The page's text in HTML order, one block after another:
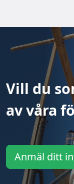
Vill du
av våra
Anmäl ditt